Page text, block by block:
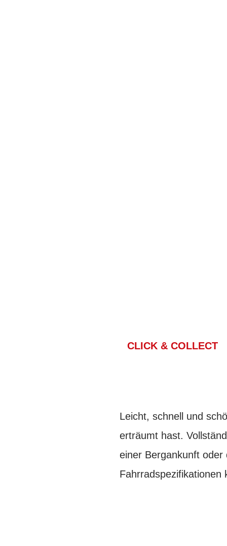
CLICK & COLLECT
Leicht, schnell und
erträumt hast.
einer Bergankunft oder
Fahrradspezifikationen